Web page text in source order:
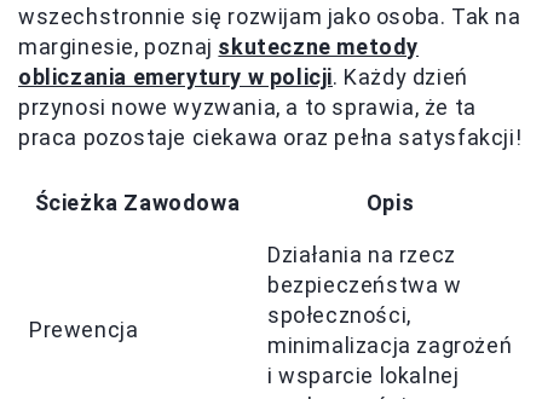
wszechstronnie się rozwijam jako osoba. Tak na
marginesie, poznaj skuteczne metody
obliczania emerytury w policji. Każdy dzień
przynosi nowe wyzwania, a to sprawia, że ta
praca pozostaje ciekawa oraz pełna satysfakcji!
Ścieżka Zawodowa Opis
Prewencja
Działania na rzecz
bezpieczeństwa w
społeczności,
minimalizacja zagrożeń
i wsparcie lokalnej